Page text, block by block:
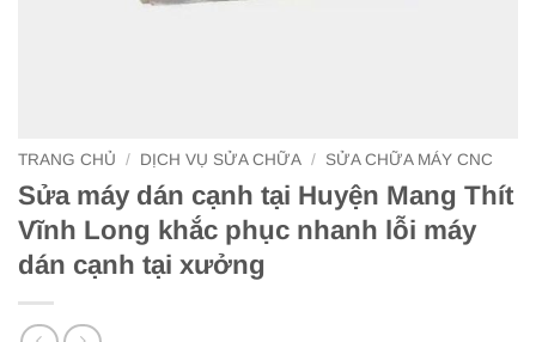
TRANG CHỦ / DỊCH VỤ SỬA CHỮA / SỬA CHỮA MÁY CNC
Sửa máy dán cạnh tại Huyện Mang Thít
Vĩnh Long khắc phục nhanh lỗi máy
dán cạnh tại xưởng